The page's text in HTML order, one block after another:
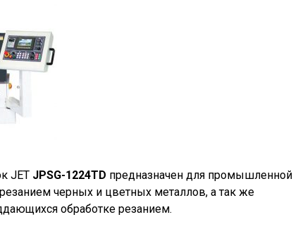
JET JPSG-1224TD предназначен для промышленной
черных и цветных металлов, а так же
обработке резанием.